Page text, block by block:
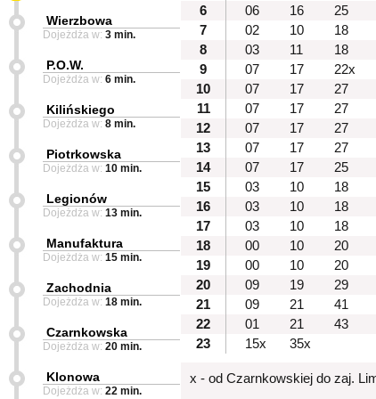
6
06 16 25
7
02 10 18
8
03 11 18
9
07 17 22x
10
07 17 27
11
07 17 27
12
07 17 27
13
07 17 27
14
07 17 25
15
03 10 18
16
03 10 18
17
03 10 18
18
00 10 20
19
00 10 20
20
09 19 29
21
09 21
41
22
01 21 43
23
15x 35x
x - od Czarnkowskiej do zaj.
Wierzbowa
Dojeżdża w: 3 min.
P.O.W.
Dojeżdża w: 6 min.
Kilińskiego
Dojeżdża w: 8 min.
Piotrkowska
Dojeżdża w: 10 min.
Legionów
Dojeżdża w: 13 min.
Manufaktura
Dojeżdża w: 15 min.
Zachodnia
Dojeżdża w: 18 min.
Czarnkowska
Dojeżdża w: 20 min.
Klonowa
Dojeżdża w: 22 min.